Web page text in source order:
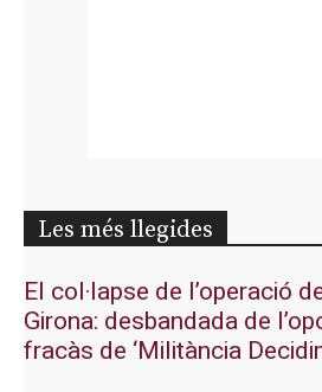
Les més llegides
El col·lapse de l’operació
Girona: desbandada de
fracàs de ‘Militància